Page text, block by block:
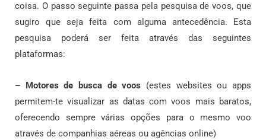
coisa. O passo seguinte passa pela pesquisa de voos, que
sugiro que seja feita com alguma antecedência. Esta
pesquisa poderá ser feita através das seguintes
plataformas:
– Motores de busca de voos (estes websites ou apps
permitem-te visualizar as datas com voos mais baratos,
oferecendo sempre várias opções para o mesmo voo
através de companhias aéreas ou agências online)